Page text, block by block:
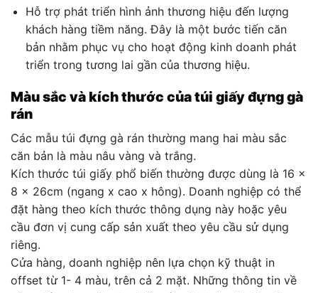
Hỗ trợ phát triển hình ảnh thương hiệu đến lượng
khách hàng tiềm năng. Đây là một bước tiến căn
bản nhằm phục vụ cho hoạt động kinh doanh phát
triển trong tương lai gần của thương hiệu.
Màu sắc và kích thước của túi giấy đựng gà
rán
Các mẫu túi đựng gà rán thường mang hai màu sắc
căn bản là màu nâu vàng và trắng.
Kích thước túi giấy phổ biến thường được dùng là 16 x
8 x 26cm (ngang x cao x hông). Doanh nghiệp có thể
đặt hàng theo kích thước thông dụng này hoặc yêu
cầu đơn vị cung cấp sản xuất theo yêu cầu sử dụng
riêng.
Cửa hàng, doanh nghiệp nên lựa chọn kỹ thuật in
offset từ 1- 4 màu, trên cả 2 mặt. Những thông tin về